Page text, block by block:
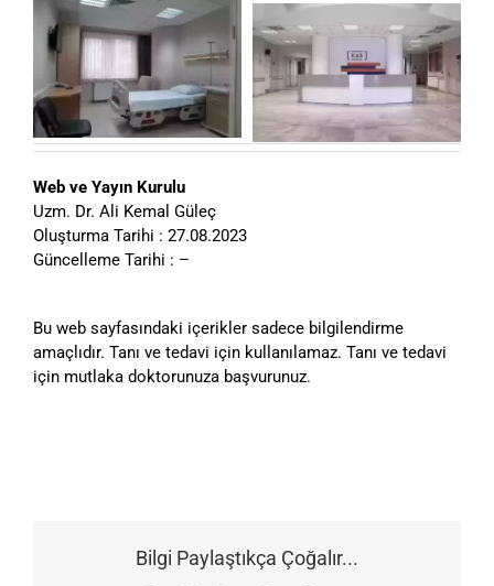
Web ve Yayın Kurulu
Uzm. Dr. Ali Kemal Güleç
Oluşturma Tarihi : 27.08.2023
Güncelleme Tarihi : –
Bu web sayfasındaki içerikler sadece bilgilendirme
amaçlıdır. Tanı ve tedavi için kullanılamaz. Tanı ve tedavi
için mutlaka doktorunuza başvurunuz.
Bilgi Paylaştıkça Çoğalır...